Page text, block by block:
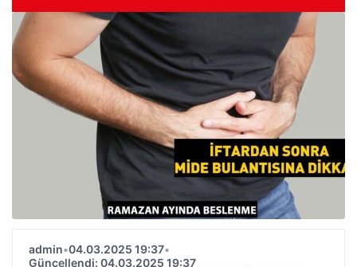
admin•04.03.2025 19:37•
Güncellendi: 04.03.2025 19:37